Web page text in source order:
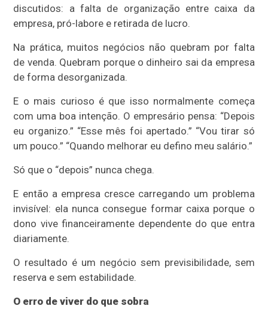
discutidos: a falta de organização entre caixa da
empresa, pró-labore e retirada de lucro.
Na prática, muitos negócios não quebram por falta
de venda. Quebram porque o dinheiro sai da empresa
de forma desorganizada.
E o mais curioso é que isso normalmente começa
com uma boa intenção. O empresário pensa: “Depois
eu organizo.” “Esse mês foi apertado.” “Vou tirar só
um pouco.” “Quando melhorar eu defino meu salário.”
Só que o “depois” nunca chega.
E então a empresa cresce carregando um problema
invisível: ela nunca consegue formar caixa porque o
dono vive financeiramente dependente do que entra
diariamente.
O resultado é um negócio sem previsibilidade, sem
reserva e sem estabilidade.
O erro de viver do que sobra